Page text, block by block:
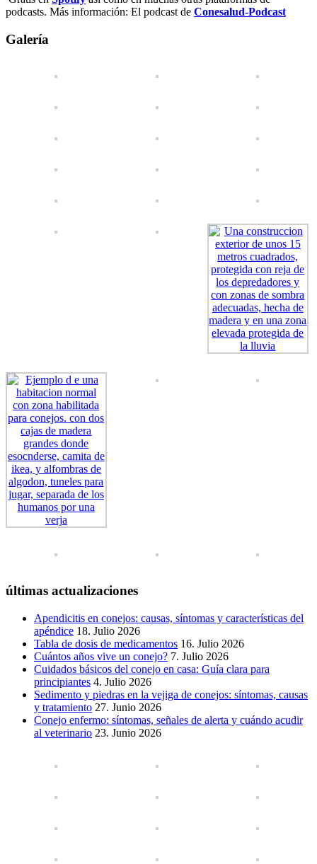
podcasts. Más información: El podcast de Conesalud-Podcast
Galería
últimas actualizaciones
Apendicitis en conejos: causas, síntomas y características del
apéndice 18. Julio 2026
Tabla de dosis de medicamentos 16. Julio 2026
Cuántos años vive un conejo? 7. Julio 2026
Cuidados básicos del conejo en casa: Guía clara para
principiantes 4. Julio 2026
Sedimento y piedras en la vejiga de conejos: síntomas, causas
y tratamiento 27. Junio 2026
Conejo enfermo: síntomas, señales de alerta y cuándo acudir
al veterinario 23. Junio 2026